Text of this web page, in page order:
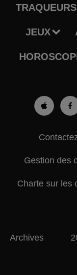
JEUX
Gestion des
Charte sur les
Archives